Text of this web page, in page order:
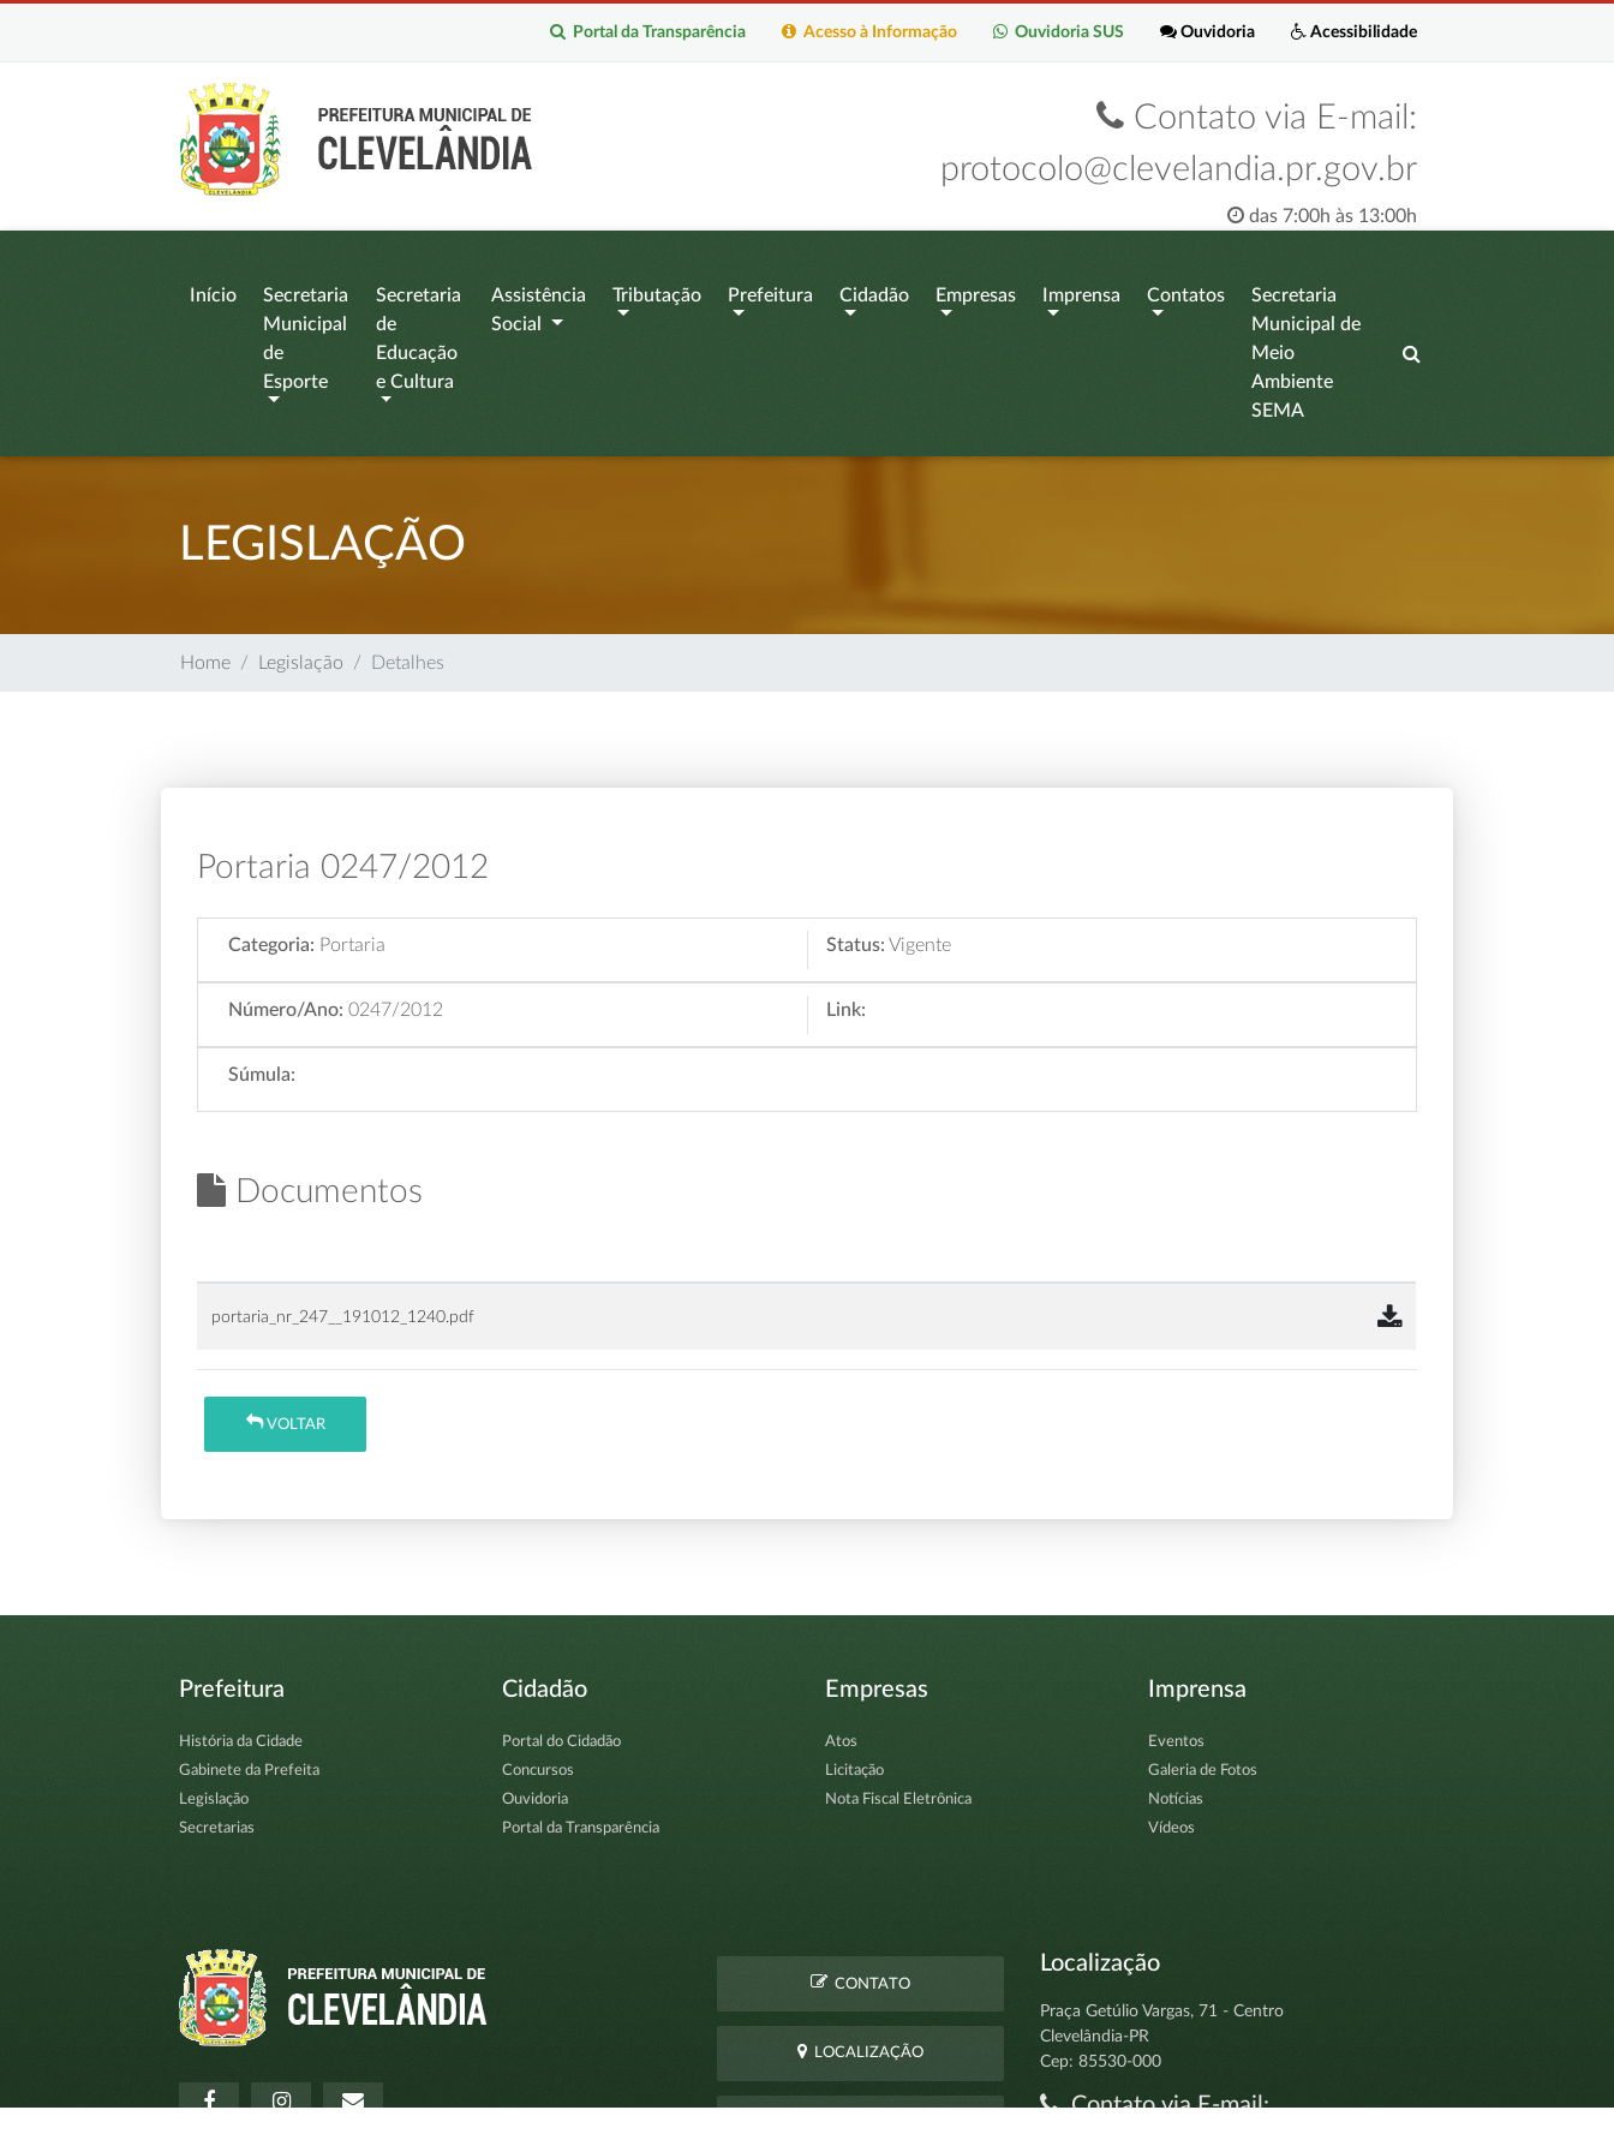
Acessibilidade
Ouvidoria
Ouvidoria SUS
Acesso à Informação
Portal da Transparência
Contato via E-mail:
protocolo@clevelandia.pr.gov.br
das 7:00h às 13:00h
Início
Secretaria
Municipal
de
Esporte
Secretaria
de
Educação
e Cultura
Assistência
Social
Tributação Prefeitura Cidadão Empresas Imprensa Contatos
Secretaria
Municipal de
Meio
Ambiente
SEMA
LEGISLAÇÃO
Home Legislação Detalhes
Portaria 0247/2012
Categoria: Portaria Status: Vigente
Número/Ano: 0247/2012 Link:
Súmula:
Documentos
portaria_nr_247__191012_1240.pdf
VOLTAR
Prefeitura
História da Cidade
Gabinete da Prefeita
Legislação
Secretarias
Cidadão
Portal do Cidadão
Concursos
Ouvidoria
Portal da Transparência
Empresas
Atos
Licitação
Nota Fiscal Eletrônica
Imprensa
Eventos
Galeria de Fotos
Notícias
Vídeos
CONTATO
LOCALIZAÇÃO
Localização
Praça Getúlio Vargas, 71 - Centro
Clevelândia-PR
Cep: 85530-000
Contato via E-mail: